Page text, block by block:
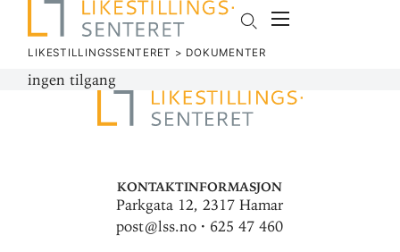
LIKESTILLINGSSENTERET > DOKU­MENTER
ingen tilgang
Kontaktinformasjon
Parkgata 12, 2317 Hamar
post@lss.no · 625 47 460